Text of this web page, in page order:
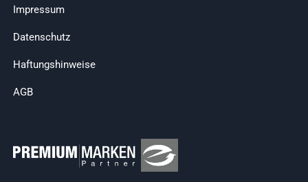
Impressum
Datenschutz
Haftungshinweise
AGB